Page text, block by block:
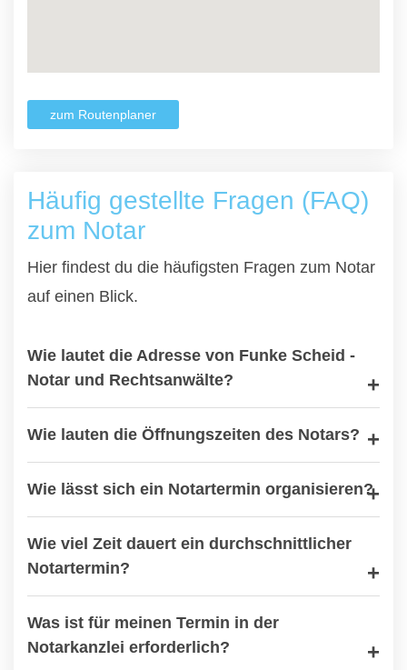
zum Routenplaner
Häufig gestellte Fragen (FAQ)
zum Notar
Hier findest du die häufigsten Fragen zum Notar
auf einen Blick.
Wie lautet die Adresse von Funke Scheid -
Notar und Rechtsanwälte?
Wie lauten die Öffnungszeiten des Notars?
Wie lässt sich ein Notartermin organisieren?
Wie viel Zeit dauert ein durchschnittlicher
Notartermin?
Was ist für meinen Termin in der
Notarkanzlei erforderlich?